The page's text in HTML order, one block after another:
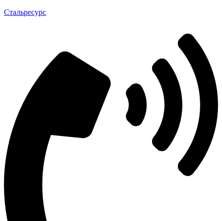
Стальресурс